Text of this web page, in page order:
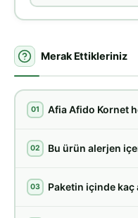
Merak Ettikleriniz
01 Afia Afido Kornet
02 Bu ürün alerjen
03 Paketin içinde kaç